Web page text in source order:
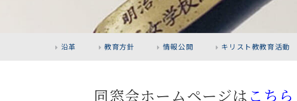
沿革 教育方針 情報公開 キリスト教教育活動
同窓会ホームページは こちら